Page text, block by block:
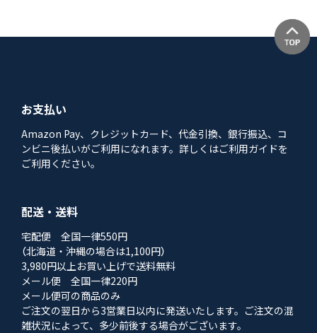
お支払い
Amazon Pay、クレジットカード、代金引換、銀行振込、コ
ンビニ後払いがご利用になれます。詳しくはご利用ガイドを
ご利用ください。
配送・送料
宅配便 全国一律550円
（北海道・沖縄の場合は1,100円）
3,980円以上お買い上げで送料無料
メール便 全国一律220円
メール便可の商品のみ
ご注文の翌日から3営業日以内に発送いたします。ご注文の混
雑状況によって、多少前後する場合がございます。